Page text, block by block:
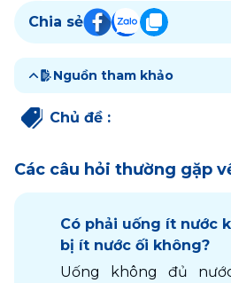
Chia sẻ
Nguồn tham khảo
Chủ đề :
Các câu hỏi thường gặp
Có phải uống ít nước
bị ít nước ối không?
Uống không đủ